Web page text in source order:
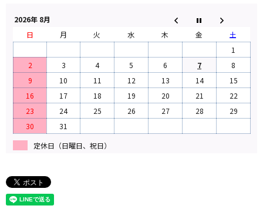
2026年 8月
日
月 火 水 木 金
土
1
2
3 4 5 6 7
8
9
10 11 12 13 14
15
16
17 18 19 20 21
22
23
24 25 26 27 28
29
30
31
定休日（日曜日、祝日）